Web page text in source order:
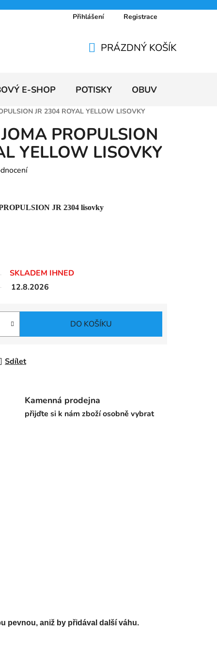
Doprava a platby Ceníky
Přihlášení Registrace
KOŠÍK
PRÁZDNÝ KOŠÍK
E-SHOP POTISKY OBUV
JR 2304 ROYAL YELLOW LISOVKY
PROPULSION
YELLOW LISOVKY
JR 2304 lisovky
SKLADEM IHNED
12.8.2026
DO KOŠÍKU
Sdílet
Kamenná prodejna
přijďte si k nám zboží osobně vybrat
pevnou, aniž by přidával další váhu.